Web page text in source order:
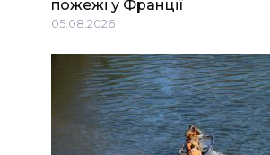
пожежі у Франції
05.08.2026